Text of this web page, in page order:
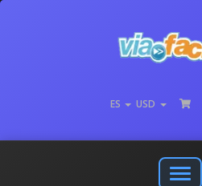
ES USD
Abrir